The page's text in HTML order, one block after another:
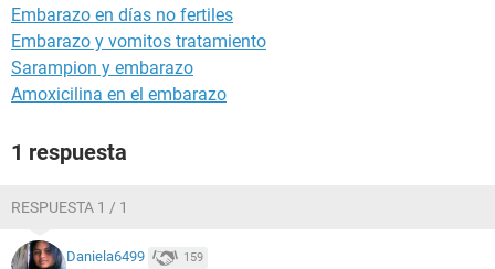
Embarazo en días no fertiles
Embarazo y vomitos tratamiento
Sarampion y embarazo
Amoxicilina en el embarazo
1 respuesta
RESPUESTA 1 / 1
Daniela6499 159